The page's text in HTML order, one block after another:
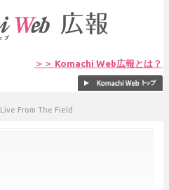
＞＞ Komachi Web広報とは？
Live From The Field